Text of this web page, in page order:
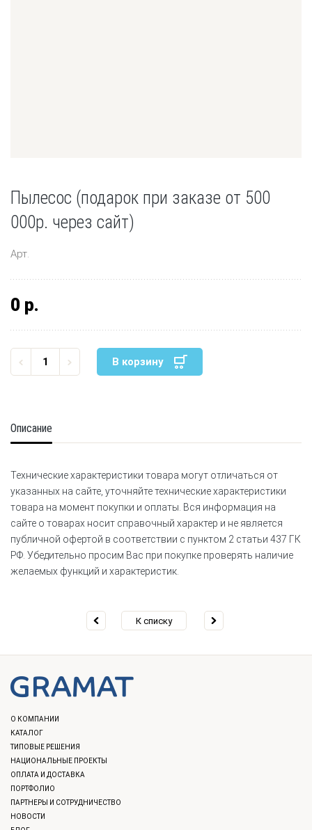
Пылесос (подарок при заказе от 500
000р. через сайт)
Арт.
0 р.
В корзину
Описание
Технические характеристики товара могут отличаться от
указанных на сайте, уточняйте технические характеристики
товара на момент покупки и оплаты. Вся информация на
сайте о товарах носит справочный характер и не является
публичной офертой в соответствии с пунктом 2 статьи 437 ГК
РФ. Убедительно просим Вас при покупке проверять наличие
желаемых функций и характеристик.
К списку
О КОМПАНИИ
КАТАЛОГ
ТИПОВЫЕ РЕШЕНИЯ
НАЦИОНАЛЬНЫЕ ПРОЕКТЫ
ОПЛАТА И ДОСТАВКА
ПОРТФОЛИО
ПАРТНЕРЫ И СОТРУДНИЧЕСТВО
НОВОСТИ